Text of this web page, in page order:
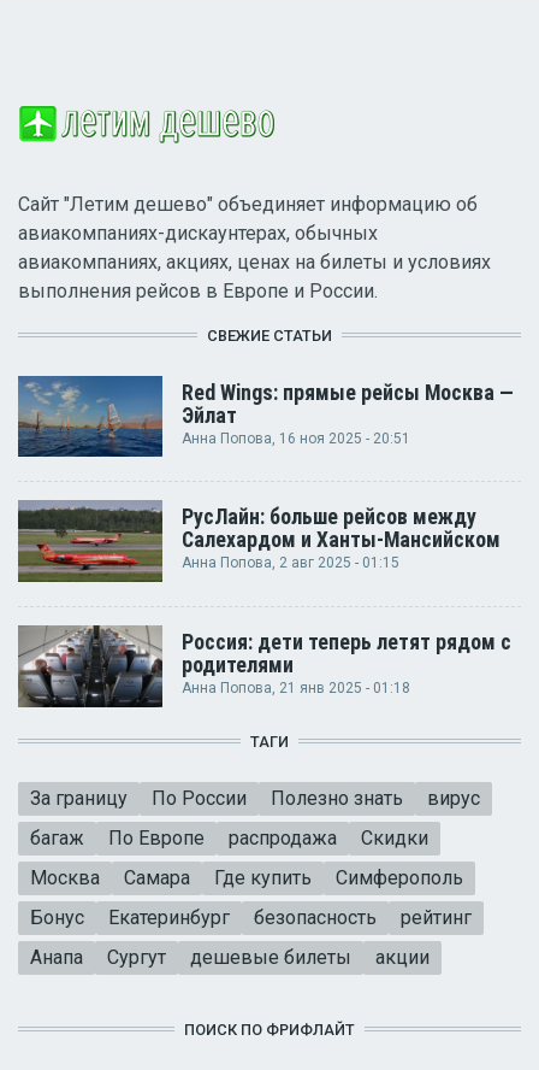
Сайт "Летим дешево" объединяет информацию об
авиакомпаниях-дискаунтерах, обычных
авиакомпаниях, акциях, ценах на билеты и условиях
выполнения рейсов в Европе и России.
СВЕЖИЕ СТАТЬИ
Red Wings: прямые рейсы Москва —
Эйлат
Анна Попова, 16 ноя 2025 - 20:51
РусЛайн: больше рейсов между
Салехардом и Ханты-Мансийском
Анна Попова, 2 авг 2025 - 01:15
Россия: дети теперь летят рядом с
родителями
Анна Попова, 21 янв 2025 - 01:18
ТАГИ
За границу По России Полезно знать
вирус
багаж
По Европе распродажа
Скидки
Москва
Самара Где купить
Симферополь
Бонус
Екатеринбург безопасность
рейтинг
Анапа
Сургут дешевые билеты акции
ПОИСК ПО ФРИФЛАЙТ